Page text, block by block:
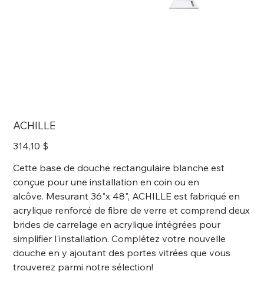
ACHILLE
Prix
314,10 $
Cette base de douche rectangulaire blanche est
conçue pour une installation en coin ou en
alcôve. Mesurant 36"x 48", ACHILLE est fabriqué en
acrylique renforcé de fibre de verre et comprend deux
brides de carrelage en acrylique intégrées pour
simplifier l'installation. Complétez votre nouvelle
douche en y ajoutant des portes vitrées que vous
trouverez parmi notre sélection!